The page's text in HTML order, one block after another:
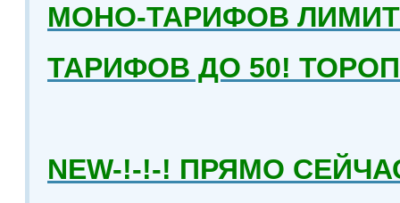
МОНО-ТАРИФОВ
ТАРИФОВ ДО 50!
NEW-!-!-! ПРЯМО